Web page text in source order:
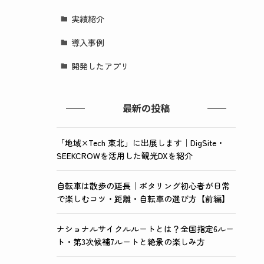
実績紹介
導入事例
開発したアプリ
最新の投稿
「地域×Tech 東北」に出展します｜DigSite・
SEEKCROWを活用した観光DXを紹介
自転車は散歩の延長｜ポタリング初心者が日常
で楽しむコツ・距離・自転車の選び方【前編】
ナショナルサイクルルートとは？全国指定6ルー
ト・第3次候補7ルートと絶景の楽しみ方